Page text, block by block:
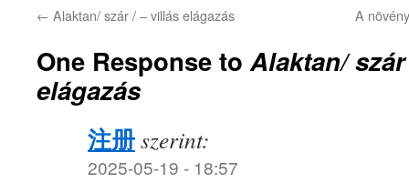
← Alaktan/ szár / – villás elágazás A
One Response toAlaktan/
elágazás
注册szerint:
2025-05-19 - 18:57